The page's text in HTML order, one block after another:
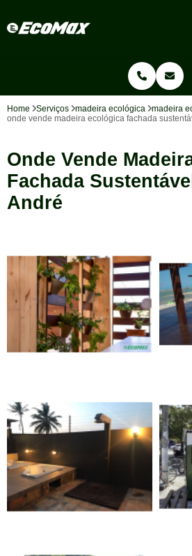
Home Serviços madeira ecológica
madeira
onde vende madeira ecológica fachada
Onde Vende
Fachada
André